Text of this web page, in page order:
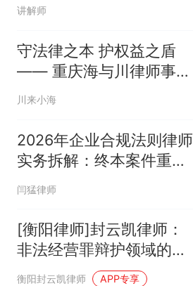
讲解师
守法律之本 护权益之盾
—— 重庆海与川律师事务
所介绍
川来小海
2026年企业合规法则律师
实务拆解：终本案件重启
闫猛律师
[衡阳律师]封云凯律师：
非法经营罪辩护领域的专
业领航者
衡阳封云凯律师 APP专享